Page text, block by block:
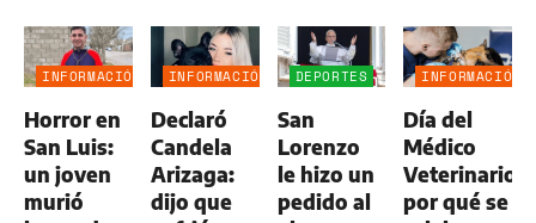
INFORMACIÓN
Horror en
San Luis:
un joven
murió
INFORMACIÓN
Declaró
Candela
Arizaga:
dijo que
DEPORTES
San
Lorenzo
le hizo un
pedido al
INFORMACIÓN
Día del
Médico
Veterinario:
por qué se